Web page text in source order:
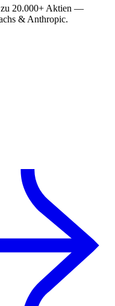
zu 20.000+ Aktien —
& Anthropic.